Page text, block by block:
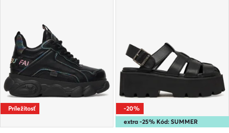
Príležitosť
extra -25% Kód: SUMMER
-20%